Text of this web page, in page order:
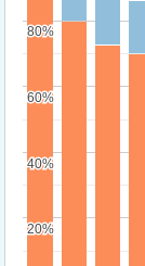
20%
20%
40%
40%
60%
60%
80%
80%